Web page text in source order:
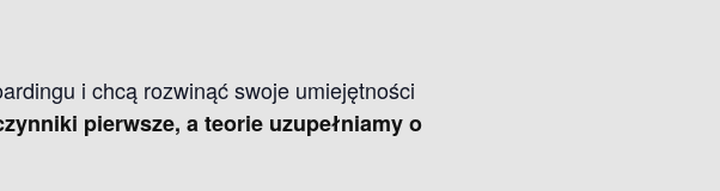
i chcą rozwinąć swoje umiejętności
pierwsze, a teorie uzupełniamy o